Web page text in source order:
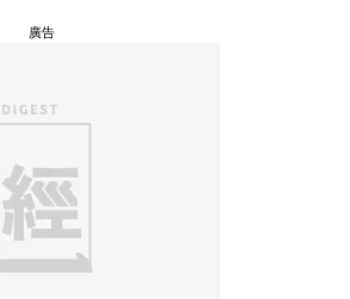
廣告